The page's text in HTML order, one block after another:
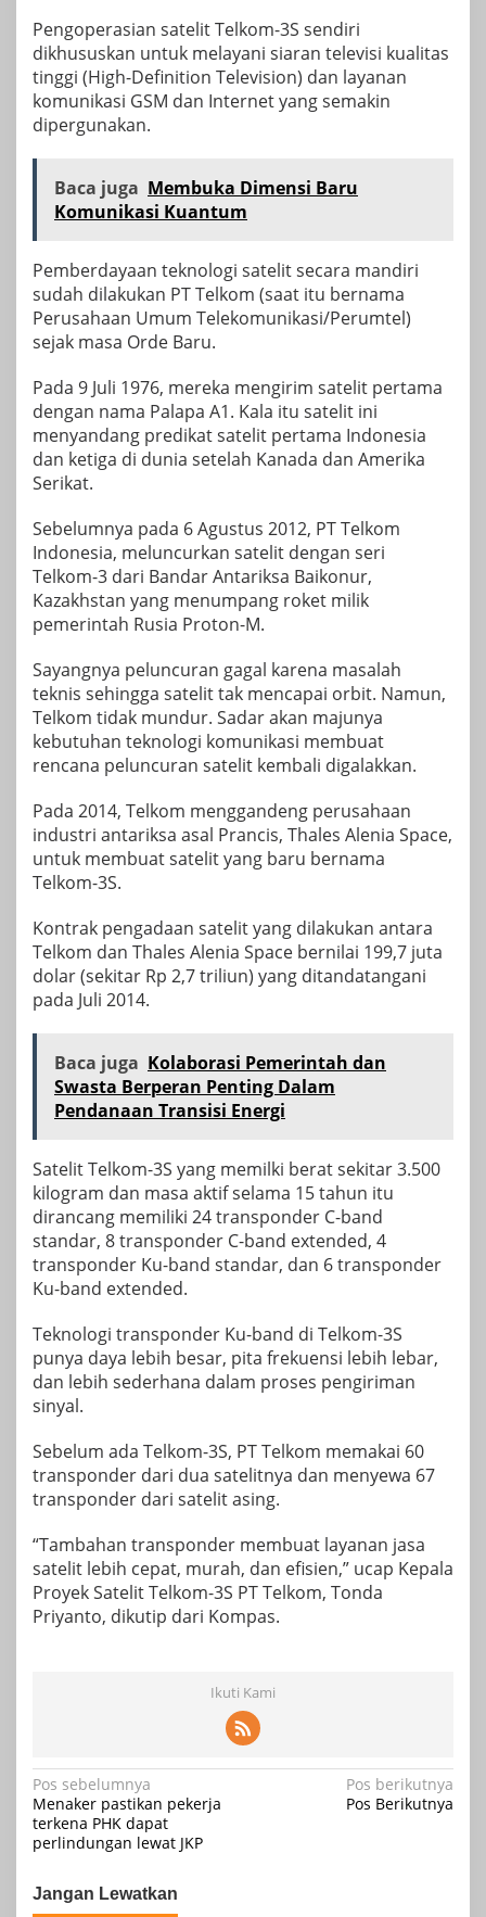
Pengoperasian satelit Telkom-3S sendiri
dikhususkan untuk melayani siaran televisi kualitas
tinggi (High-Definition Television) dan layanan
komunikasi GSM dan Internet yang semakin
dipergunakan.
Baca juga Membuka Dimensi Baru
Komunikasi Kuantum
Pemberdayaan teknologi satelit secara mandiri
sudah dilakukan PT Telkom (saat itu bernama
Perusahaan Umum Telekomunikasi/Perumtel)
sejak masa Orde Baru.
Pada 9 Juli 1976, mereka mengirim satelit pertama
dengan nama Palapa A1. Kala itu satelit ini
menyandang predikat satelit pertama Indonesia
dan ketiga di dunia setelah Kanada dan Amerika
Serikat.
Sebelumnya pada 6 Agustus 2012, PT Telkom
Indonesia, meluncurkan satelit dengan seri
Telkom-3 dari Bandar Antariksa Baikonur,
Kazakhstan yang menumpang roket milik
pemerintah Rusia Proton-M.
Sayangnya peluncuran gagal karena masalah
teknis sehingga satelit tak mencapai orbit. Namun,
Telkom tidak mundur. Sadar akan majunya
kebutuhan teknologi komunikasi membuat
rencana peluncuran satelit kembali digalakkan.
Pada 2014, Telkom menggandeng perusahaan
industri antariksa asal Prancis, Thales Alenia Space,
untuk membuat satelit yang baru bernama
Telkom-3S.
Kontrak pengadaan satelit yang dilakukan antara
Telkom dan Thales Alenia Space bernilai 199,7 juta
dolar (sekitar Rp 2,7 triliun) yang ditandatangani
pada Juli 2014.
Baca juga Kolaborasi Pemerintah dan
Swasta Berperan Penting Dalam
Pendanaan Transisi Energi
Satelit Telkom-3S yang memilki berat sekitar 3.500
kilogram dan masa aktif selama 15 tahun itu
dirancang memiliki 24 transponder C-band
standar, 8 transponder C-band extended, 4
transponder Ku-band standar, dan 6 transponder
Ku-band extended.
Teknologi transponder Ku-band di Telkom-3S
punya daya lebih besar, pita frekuensi lebih lebar,
dan lebih sederhana dalam proses pengiriman
sinyal.
Sebelum ada Telkom-3S, PT Telkom memakai 60
transponder dari dua satelitnya dan menyewa 67
transponder dari satelit asing.
“Tambahan transponder membuat layanan jasa
satelit lebih cepat, murah, dan efisien,” ucap Kepala
Proyek Satelit Telkom-3S PT Telkom, Tonda
Priyanto, dikutip dari Kompas.
Ikuti Kami
Navigasi
pos
Pos sebelumnya
Menaker pastikan pekerja
terkena PHK dapat
perlindungan lewat JKP
Pos berikutnya
Pos Berikutnya
Jangan Lewatkan